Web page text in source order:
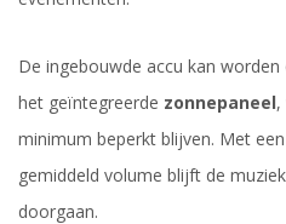
De ingebouwde accu kan worden
het geïntegreerde zonnepaneel,
minimum beperkt blijven. Met
gemiddeld volume blijft de
doorgaan.